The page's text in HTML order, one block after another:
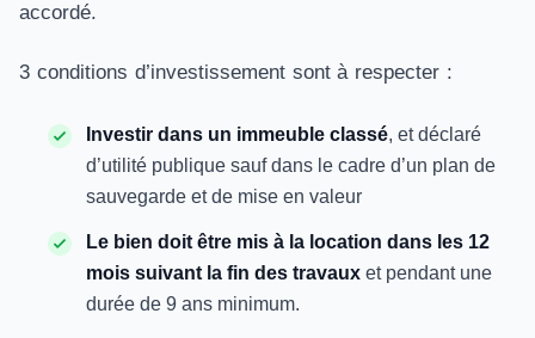
accordé.
3 conditions d’investissement sont à respecter :
Investir dans un immeuble classé, et déclaré
d’utilité publique sauf dans le cadre d’un plan de
sauvegarde et de mise en valeur
Le bien doit être mis à la location dans les 12
mois suivant la fin des travaux et pendant une
durée de 9 ans minimum.